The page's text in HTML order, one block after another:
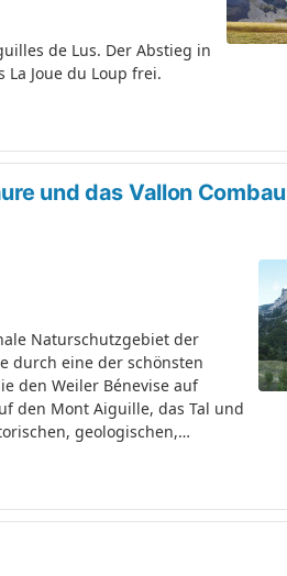
de Lus. Der Abstieg in
Joue du Loup frei.
und das Vallon Combau
Naturschutzgebiet der
durch eine der schönsten
den Weiler Bénevise auf
den Mont Aiguille, das Tal und
geologischen,